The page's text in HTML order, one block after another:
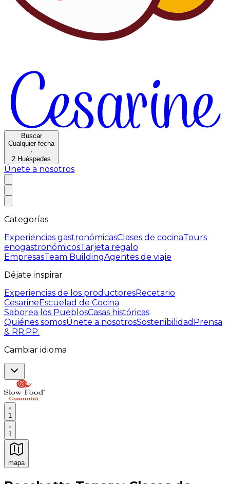
Buscar
Cualquier fecha
·
2 Huéspedes
Únete a nosotros
Categorías
Experiencias gastronómicasClases de cocinaTours
enogastronómicosTarjeta regalo
EmpresasTeam BuildingAgentes de viaje
Déjate inspirar
Experiencias de los productoresRecetario
CesarineEscuelad de Cocina
Saborea los PueblosCasas históricas
Quiénes somosÚnete a nosotrosSostenibilidad Prensa
& RR.PP.
Cambiar idioma
1
1
mapa